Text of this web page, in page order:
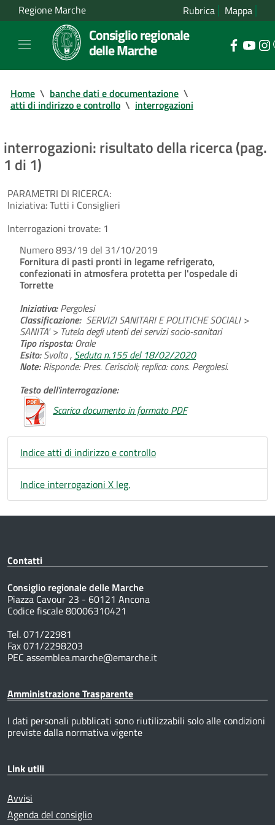
Regione Marche Rubrica Mappa
Consiglio regionale
delle Marche
Home \ banche dati e documentazione \
atti di indirizzo e controllo \ interrogazioni
interrogazioni: risultato della ricerca (pag.
1 di 1)
PARAMETRI DI RICERCA:
Iniziativa:Tutti i Consiglieri
Interrogazioni trovate: 1
Numero 893/19 del 31/10/2019
Fornitura di pasti pronti in legame refrigerato,
confezionati in atmosfera protetta per l'ospedale di
Torrette
Iniziativa:Pergolesi
Classificazione: SERVIZI SANITARI E POLITICHE SOCIALI >
SANITA' > Tutela degli utenti dei servizi socio-sanitari
Tipo risposta:Orale
Esito:Svolta , Seduta n.155 del 18/02/2020
Note:Risponde: Pres. Ceriscioli; replica: cons. Pergolesi.
Testo dell'interrogazione:
Scarica documento in formato PDF
Indice atti di indirizzo e controllo
Indice interrogazioni X leg.
Contatti
Consiglio regionale delle Marche
Piazza Cavour 23 - 60121 Ancona
Codice fiscale 80006310421
Tel. 071/22981
Fax 071/2298203
PEC assemblea.marche@emarche.it
Amministrazione Trasparente
I dati personali pubblicati sono riutilizzabili solo alle condizioni
previste dalla normativa vigente
Link utili
Avvisi
Agenda del consiglio